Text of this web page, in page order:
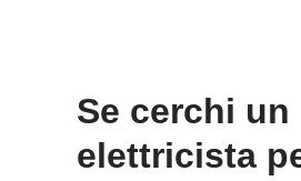
Se cerchi un
elettricista